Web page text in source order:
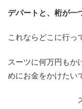
デパートと、桁が一
これならどこに行っ
スーツに何万円もか
めにお金をかけたい